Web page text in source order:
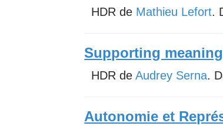
HDR de Mathieu Lefort.
Supporting
HDR deAudrey Serna.
Autonomie et